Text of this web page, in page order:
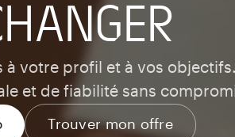
à votre profil et à vos objectifs.
et de fiabilité sans
Trouver mon offre